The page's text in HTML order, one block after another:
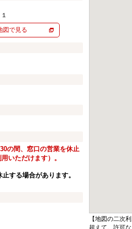
図で見る
の間、窓口の営業を休止
いただけます）。
する場合があります。
【地図の二次
超えて、許可